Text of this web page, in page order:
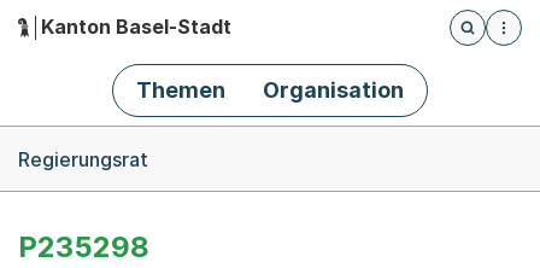
Hauptnavigation
Kanton Basel-Stadt
Öffnet
Themen Organisation
Regierungsrat
P235298